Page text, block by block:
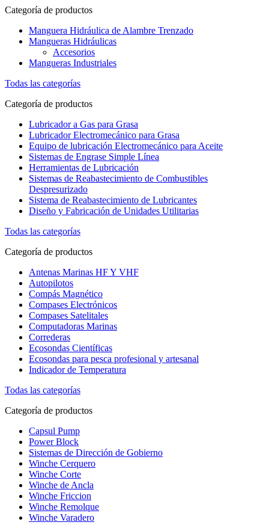
Categoría de productos
Manguera Hidráulica de Alambre Trenzado
Mangueras Hidráulicas
Accesorios
Mangueras Industriales
Todas las categorías
Categoría de productos
Lubricador a Gas para Grasa
Lubricador Electromecánico para Grasa
Equipo de lubricación Electromecánico para Aceite
Sistemas de Engrase Simple Línea
Herramientas de Lubricación
Sistemas de Reabastecimiento de Combustibles
Despresurizado
Sistema de Reabastecimiento de Lubricantes
Diseño y Fabricación de Unidades Utilitarias
Todas las categorías
Categoría de productos
Antenas Marinas HF Y VHF
Autopilotos
Compás Magnético
Compases Electrónicos
Compases Satelitales
Computadoras Marinas
Correderas
Ecosondas Científicas
Ecosondas para pesca profesional y artesanal
Indicador de Temperatura
Todas las categorías
Categoría de productos
Capsul Pump
Power Block
Sistemas de Dirección de Gobierno
Winche Cerquero
Winche Corte
Winche de Ancla
Winche Friccion
Winche Remolque
Winche Varadero